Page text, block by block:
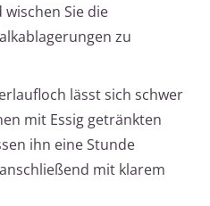
Sie die
zu
lässt sich schwer
mit Essig getränkten
ihn eine Stunde
mit klarem